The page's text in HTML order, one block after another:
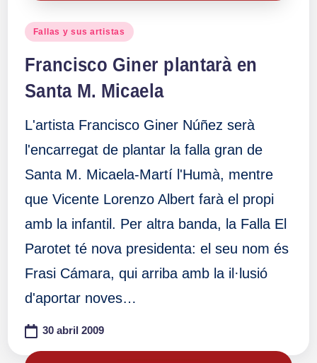
Publicado
Fallas y sus artistas
Francisco Giner plantarà en
Santa M. Micaela
L'artista Francisco Giner Núñez serà
l'encarregat de plantar la falla gran de
Santa M. Micaela-Martí l'Humà, mentre
que Vicente Lorenzo Albert farà el propi
amb la infantil. Per altra banda, la Falla El
Parotet té nova presidenta: el seu nom és
Frasi Cámara, qui arriba amb la il·lusió
d'aportar noves…
30 abril 2009